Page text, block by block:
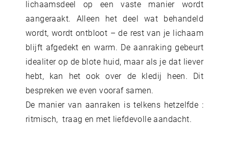
lichaamsdeel op een vaste manier wordt
aangeraakt. Alleen het deel wat behandeld
wordt, wordt ontbloot – de rest van je lichaam
blijft afgedekt en warm. De aanraking gebeurt
idealiter op de blote huid, maar als je dat liever
hebt, kan het ook over de kledij heen. Dit
bespreken we even vooraf samen.
De manier van aanraken is telkens hetzelfde :
ritmisch, traag en met liefdevolle aandacht.